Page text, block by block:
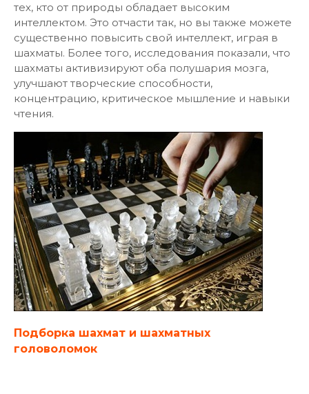
тех, кто от природы обладает высоким
интеллектом. Это отчасти так, но вы также можете
существенно повысить свой интеллект, играя в
шахматы. Более того, исследования показали, что
шахматы активизируют оба полушария мозга,
улучшают творческие способности,
концентрацию, критическое мышление и навыки
чтения.
Подборка шахмат и шахматных
головоломок